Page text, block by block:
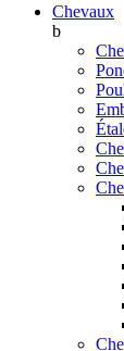
Chevaux
b